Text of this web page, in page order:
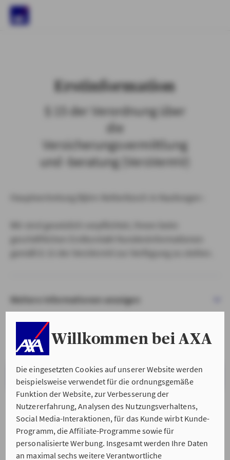
Willkommen bei AXA
Die eingesetzten Cookies auf unserer Website werden
beispielsweise verwendet für die ordnungsgemäße
Funktion der Website, zur Verbesserung der
Nutzererfahrung, Analysen des Nutzungsverhaltens,
Social Media-Interaktionen, für das Kunde wirbt Kunde-
Programm, die Affiliate-Programme sowie für
personalisierte Werbung. Insgesamt werden Ihre Daten
an maximal sechs weitere Verantwortliche
Erstinformation
§ 15 der Verordnung über
die
Versicherungsvermittlung
und -beratung (VersVermV)
Weitere Informationen anzeigen
VERSTANDEN & WEITER